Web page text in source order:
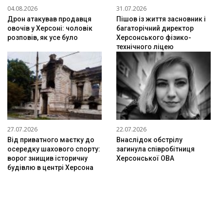
04.08.2026
Дрон атакував продавця
овочів у Херсоні: чоловік
розповів, як усе було
31.07.2026
Пішов із життя засновник і
багаторічний директор
Херсонського фізико-
технічного ліцею
27.07.2026
Від приватного маєтку до
осередку шахового спорту:
ворог знищив історичну
будівлю в центрі Херсона
22.07.2026
Внаслідок обстрілу
загинула співробітниця
Херсонської ОВА